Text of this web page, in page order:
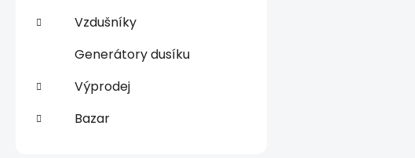
Vzdušníky
Generátory dusíku
Výprodej
Bazar